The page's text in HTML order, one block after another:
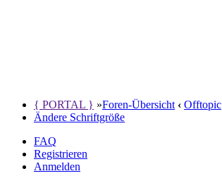
{ PORTAL } »Foren-Übersicht ‹ Offtopic
Ändere Schriftgröße
FAQ
Registrieren
Anmelden